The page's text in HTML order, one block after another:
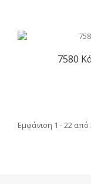
7580
Εμφάνιση 1 - 22 από